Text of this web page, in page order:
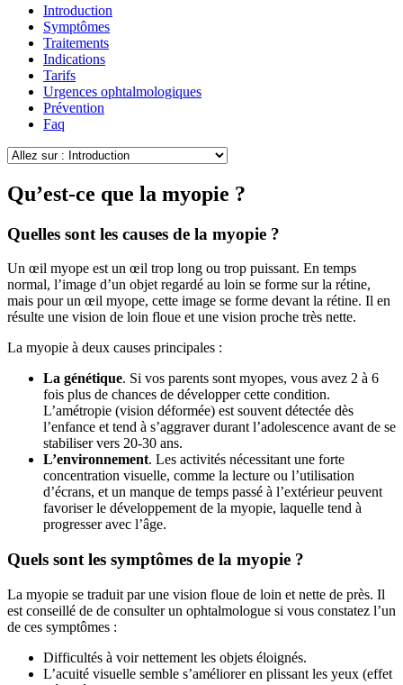
Introduction
Symptômes
Traitements
Indications
Tarifs
Urgences ophtalmologiques
Prévention
Faq
Qu’est-ce que la myopie ?
Quelles sont les causes de la myopie ?
Un œil myope est un œil trop long ou trop puissant. En temps
normal, l’image d’un objet regardé au loin se forme sur la rétine,
mais pour un œil myope, cette image se forme devant la rétine. Il en
résulte une vision de loin floue et une vision proche très nette.
La myopie à deux causes principales :
La génétique. Si vos parents sont myopes, vous avez 2 à 6
fois plus de chances de développer cette condition.
L’amétropie (vision déformée) est souvent détectée dès
l’enfance et tend à s’aggraver durant l’adolescence avant de se
stabiliser vers 20-30 ans.
L’environnement. Les activités nécessitant une forte
concentration visuelle, comme la lecture ou l’utilisation
d’écrans, et un manque de temps passé à l’extérieur peuvent
favoriser le développement de la myopie, laquelle tend à
progresser avec l’âge.
Quels sont les symptômes de la myopie ?
La myopie se traduit par une vision floue de loin et nette de près. Il
est conseillé de de consulter un ophtalmologue si vous constatez l’un
de ces symptômes :
Difficultés à voir nettement les objets éloignés.
L’acuité visuelle semble s’améliorer en plissant les yeux (effet